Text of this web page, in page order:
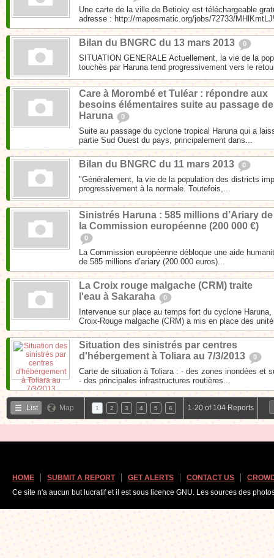
Une carte de la ville de Betioky est téléchargeable
adresse : http://maposmatic.org/jobs/72733/
Bilan du BNGRC du 13 mars 2013 0
SITUATION GENERALE Actuellement, la vie de la
touchés par Haruna tend progressivement vers le
Care à Morombé et Tuléar : répondre aux
besoins élémentaires suite au passage de
Haruna
0
Suite au passage du cyclone tropical Haruna qui a
partie Sud Ouest du pays, principalement dans...
Bilan du BNGRC du 11 mars 2013 0
"Généralement, la vie de la population des districts
progressivement à la normale. Toutefois,...
Sinistrés Haruna : 585 millions d’Ariary de
la Commission européenne (200 000 €)
0
La Commission européenne débloque une aide
de 585 millions d’ariary (200.000 euros)...
La Croix rouge malgache (CRM) traite
l'eau à Sakaraha
0
Intervenue sur place au temps fort du cyclone
Croix-Rouge malgache (CRM) a mis en place des
Situation des sinistrés par centres
d'hébergement à Toliara au 7/3/2013
0
Carte de situation à Toliara : - des zones inondées et
- des principales infrastructures routières...
List Map 1 2 3 4 5 6 1-20 of 104 Reports
HOME SUBMIT A REPORT GET ALERTS CONTACT US
Ce site n'a aucun but lucratif et il est sous licence GNU. Les sources des